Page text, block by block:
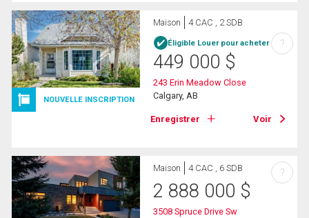
NOUVELLE INSCRIPTION
Maison 4 CAC , 2 SDB
Éligible Louer pour acheter
449 000 $
243 Erin Meadow Close
Calgary, AB
Enregistrer Voir
?
Maison 4 CAC , 6 SDB
2 888 000 $
3508 Spruce Drive Sw
?